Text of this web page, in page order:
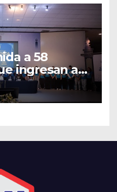
a 58
ingresan a
de